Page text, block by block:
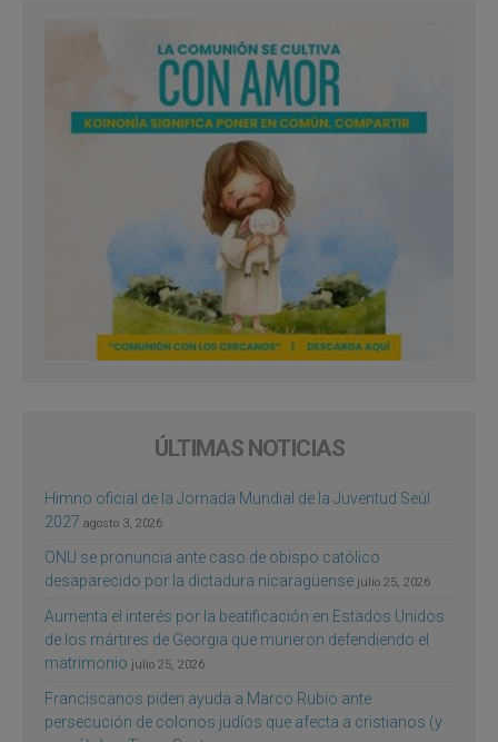
ÚLTIMAS NOTICIAS
Himno oficial de la Jornada Mundial de la Juventud Seúl
2027 agosto 3, 2026
ONU se pronuncia ante caso de obispo católico
desaparecido por la dictadura nicaragüense julio 25, 2026
Aumenta el interés por la beatificación en Estados Unidos
de los mártires de Georgia que murieron defendiendo el
matrimonio julio 25, 2026
Franciscanos piden ayuda a Marco Rubio ante
persecución de colonos judíos que afecta a cristianos (y